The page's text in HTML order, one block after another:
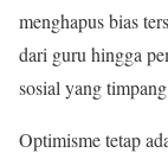
menghapus bias
dari guru hingga
sosial yang
Optimisme tetap